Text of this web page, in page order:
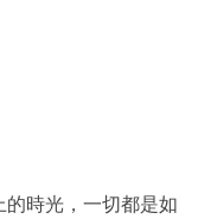
時光，一切都是如